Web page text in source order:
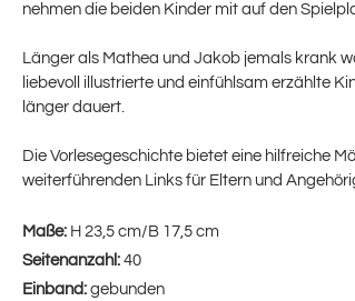
nehmen die beiden Kinder mit auf den
Länger als Mathea und Jakob jemals krank
liebevoll illustrierte und einfühlsam erzählte
länger dauert.
Die Vorlesegeschichte bietet eine hilfreiche
weiterführenden Links für Eltern und
Maße: H 23,5 cm/B 17,5 cm
Seitenanzahl: 40
Einband: gebunden